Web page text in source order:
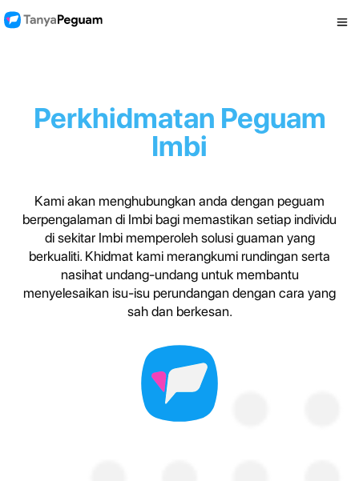
Perkhidmatan Peguam
Imbi
Kami akan menghubungkan anda dengan peguam
berpengalaman di Imbi bagi memastikan setiap individu
di sekitar Imbi memperoleh solusi guaman yang
berkualiti. Khidmat kami merangkumi rundingan serta
nasihat undang-undang untuk membantu
menyelesaikan isu-isu perundangan dengan cara yang
sah dan berkesan.